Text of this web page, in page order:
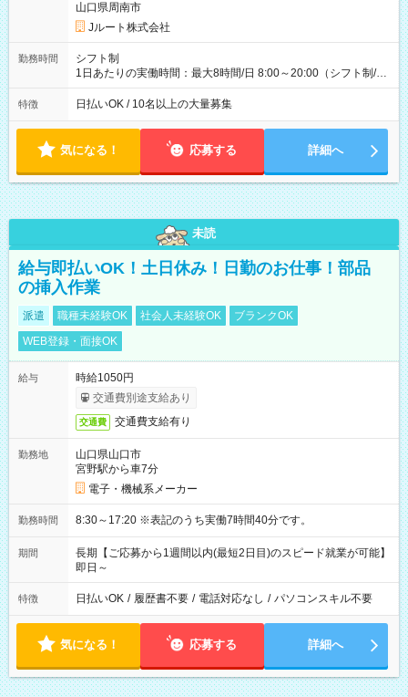
収40万円~50万円／週6日稼働 ＜モデルイメージ＞ ■月収50万
円 (27歳男性/江東区在住)※元建築関係 1日150個配達×25日勤務
(日休み) ■月収80万円(43歳男性/墨田区在住)※元営業 1日200個
山口県周南市
Jルート株式会社
勤務時間
シフト制
1日あたりの実働時間：最大8時間/日 8:00～20:00（シフト制/実
働8時間） ※週5日勤務（場所次第では週4も有り） ※配達状況
によって時間外での勤務可能性有り ※案件により多少の前後あ
特徴 日払いOK / 10名以上の大量募集
気になる！ 応募する 詳細へ
未読
給与即払いOK！土日休み！日勤のお仕事！部品
の挿入作業
派遣 職種未経験OK 社会人未経験OK
ブランクOK
WEB登録・面接OK
給与
時給1050円
交通費別途支給あり
交通費 交通費支給有り
勤務地
山口県山口市
宮野駅から車7分
電子・機械系メーカー
勤務時間 8:30～17:20 ※表記のうち実働7時間40分です。
期間
長期【ご応募から1週間以内(最短2日目)のスピード就業が可能】
即日～
特徴 日払いOK / 履歴書不要 / 電話対応なし / パソコンスキル不要
気になる！ 応募する 詳細へ